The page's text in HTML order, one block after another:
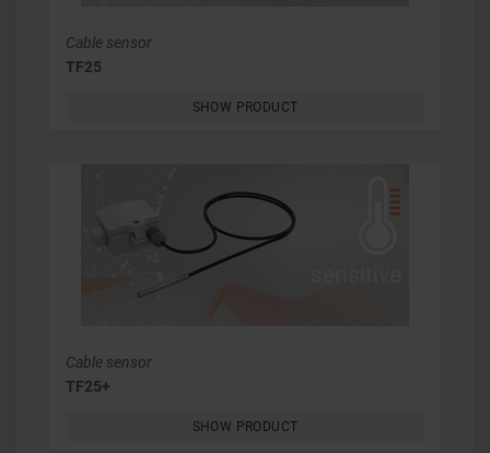
Cable sensor
TF25
SHOW PRODUCT
Cable sensor
TF25+
SHOW PRODUCT